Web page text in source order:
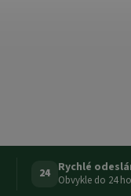
24 Rychlé
Obvykle do 24